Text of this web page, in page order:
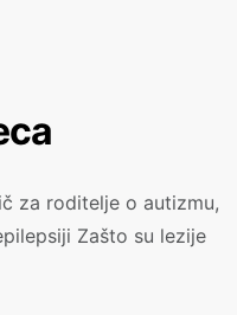
za roditelje o autizmu,
Zašto su lezije